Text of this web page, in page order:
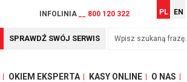
INFOLINIA __ 800 120 322 PL EN
SPRAWDŹ SWÓJ SERWIS
OKIEM EKSPERTA KASY ONLINE O NAS